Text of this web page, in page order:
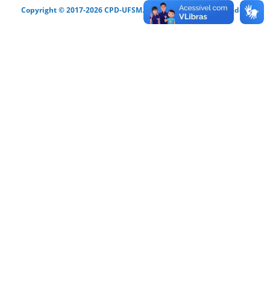
Copyright © 2017-2026 CPD-UFSM. Todos os direitos reservados.